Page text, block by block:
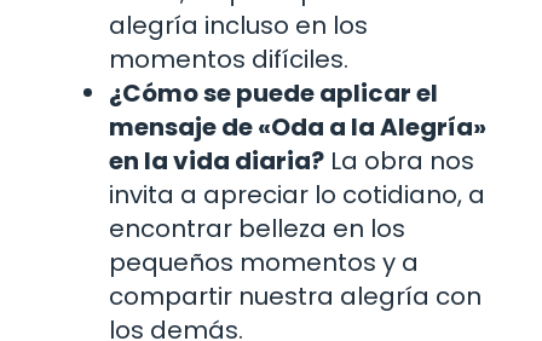
alegría incluso en los
momentos difíciles.
¿Cómo se puede aplicar el
mensaje de «Oda a la Alegría»
en la vida diaria? La obra nos
invita a apreciar lo cotidiano, a
encontrar belleza en los
pequeños momentos y a
compartir nuestra alegría con
los demás.